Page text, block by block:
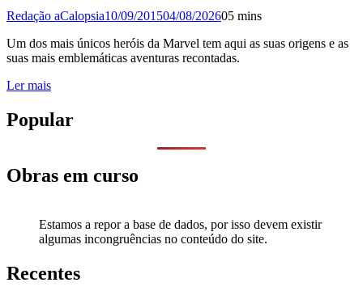
Redação aCalopsia10/09/201504/08/202605 mins
Um dos mais únicos heróis da Marvel tem aqui as suas origens e as
suas mais emblemáticas aventuras recontadas.
Ler mais
Popular
Obras em curso
Estamos a repor a base de dados, por isso devem existir
algumas incongruências no conteúdo do site.
Recentes